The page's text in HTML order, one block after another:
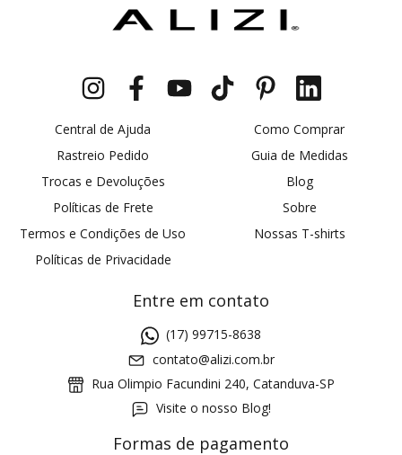
Central de Ajuda
Rastreio Pedido
Trocas e Devoluções
Políticas de Frete
Termos e Condições de Uso
Políticas de Privacidade
Como Comprar
Guia de Medidas
Blog
Sobre
Nossas T-shirts
Entre em contato
(17) 99715-8638
contato@alizi.com.br
Rua Olimpio Facundini 240, Catanduva-SP
Visite o nosso Blog!
Formas de pagamento